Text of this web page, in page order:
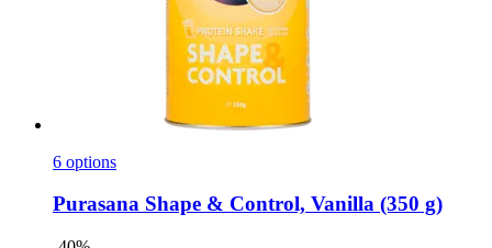
6 options
Purasana Shape & Control, Vanilla (350 g)